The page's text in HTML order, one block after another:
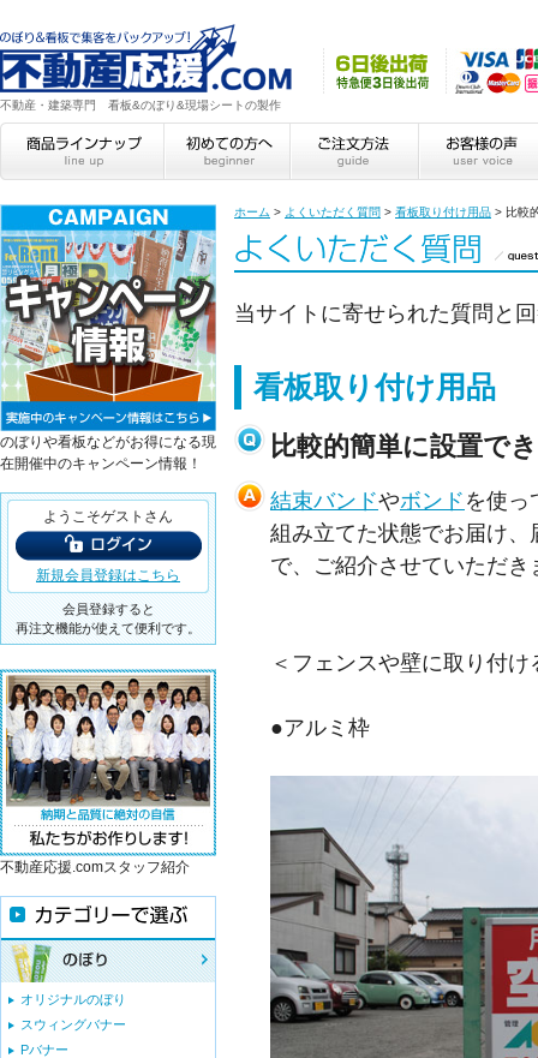
不動産・建築専門 看板&のぼり&現場シートの製作
ホーム > よくいただく質問 > 看板取り付け用品 > 比較
当サイトに寄せられた質問と
看板取り付け用品
比較的簡単に設置で
結束バンドやボンドを使っ
組み立てた状態でお届け
で、ご紹介させていただき
＜フェンスや壁に取り付け
●アルミ枠
のぼりや看板などがお得になる現
在開催中のキャンペーン情報！
ようこそゲストさん
新規会員登録はこちら
会員登録すると
再注文機能が使えて便利です。
不動産応援.comスタッフ紹介
オリジナルのぼり
スウィングバナー
Pバナー